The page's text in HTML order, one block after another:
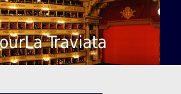
Traviata